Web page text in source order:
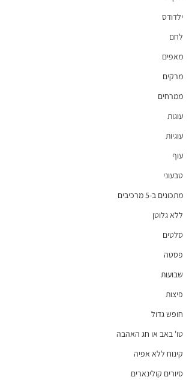
ילדודס
לחם
מאפים
מרקים
ממרחים
עוגות
עוגיות
עוף
טבעוני
מתכונים ב-5 מרכיבים
ללא גלוטן
סלטים
פסטה
שבועות
פיצות
חופש גדול
טו' באב או חג האהבה
קינוח ללא אפיה
סיורים קולינארים